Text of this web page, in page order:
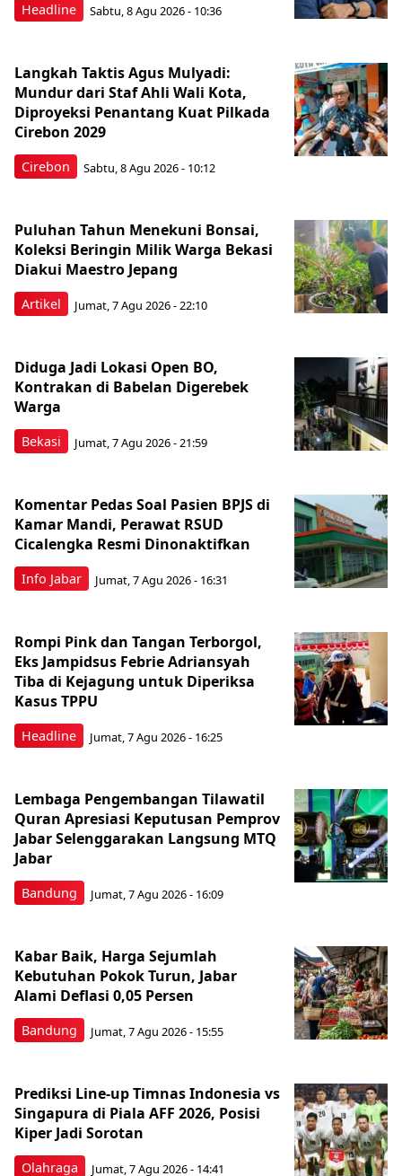
Headline Sabtu, 8 Agu 2026 - 10:36
Cirebon
Langkah Taktis Agus Mulyadi:
Mundur dari Staf Ahli Wali Kota,
Diproyeksi Penantang Kuat Pilkada
Cirebon 2029
Sabtu, 8 Agu 2026 - 10:12
Artikel
Puluhan Tahun Menekuni Bonsai,
Koleksi Beringin Milik Warga Bekasi
Diakui Maestro Jepang
Jumat, 7 Agu 2026 - 22:10
Bekasi
Diduga Jadi Lokasi Open BO,
Kontrakan di Babelan Digerebek
Warga
Jumat, 7 Agu 2026 - 21:59
Info Jabar
Komentar Pedas Soal Pasien BPJS di
Kamar Mandi, Perawat RSUD
Cicalengka Resmi Dinonaktifkan
Jumat, 7 Agu 2026 - 16:31
Headline
Rompi Pink dan Tangan Terborgol,
Eks Jampidsus Febrie Adriansyah
Tiba di Kejagung untuk Diperiksa
Kasus TPPU
Jumat, 7 Agu 2026 - 16:25
Bandung
Lembaga Pengembangan Tilawatil
Quran Apresiasi Keputusan Pemprov
Jabar Selenggarakan Langsung MTQ
Jabar
Jumat, 7 Agu 2026 - 16:09
Bandung
Kabar Baik, Harga Sejumlah
Kebutuhan Pokok Turun, Jabar
Alami Deflasi 0,05 Persen
Jumat, 7 Agu 2026 - 15:55
Olahraga
Prediksi Line-up Timnas Indonesia vs
Singapura di Piala AFF 2026, Posisi
Kiper Jadi Sorotan
Jumat, 7 Agu 2026 - 14:41